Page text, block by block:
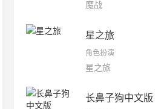
魔战
星之旅
角色扮演
星之旅
长鼻子狗中文版